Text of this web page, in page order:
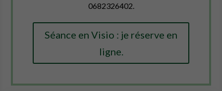
0682326402.
Séance en Visio : je réserve en
ligne.